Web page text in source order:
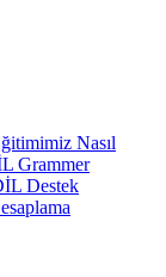
Nasıl
Grammer
Destek